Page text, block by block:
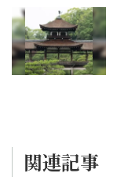
関連記事